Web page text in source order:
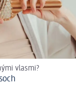
vlasmi?